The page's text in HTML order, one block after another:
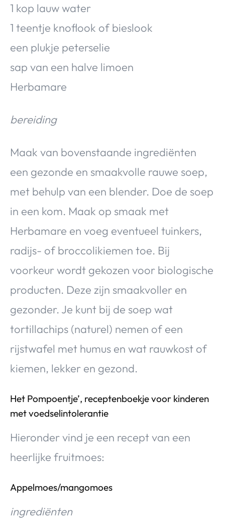
1 kop lauw water
1 teentje knoflook of bieslook
een plukje peterselie
sap van een halve limoen
Herbamare
bereiding
Maak van bovenstaande ingrediënten
een gezonde en smaakvolle rauwe soep,
met behulp van een blender. Doe de soep
in een kom. Maak op smaak met
Herbamare en voeg eventueel tuinkers,
radijs- of broccolikiemen toe. Bij
voorkeur wordt gekozen voor biologische
producten. Deze zijn smaakvoller en
gezonder. Je kunt bij de soep wat
tortillachips (naturel) nemen of een
rijstwafel met humus en wat rauwkost of
kiemen, lekker en gezond.
Het Pompoentje’, receptenboekje voor kinderen
met voedselintolerantie
Hieronder vind je een recept van een
heerlijke fruitmoes:
Appelmoes/mangomoes
ingrediënten